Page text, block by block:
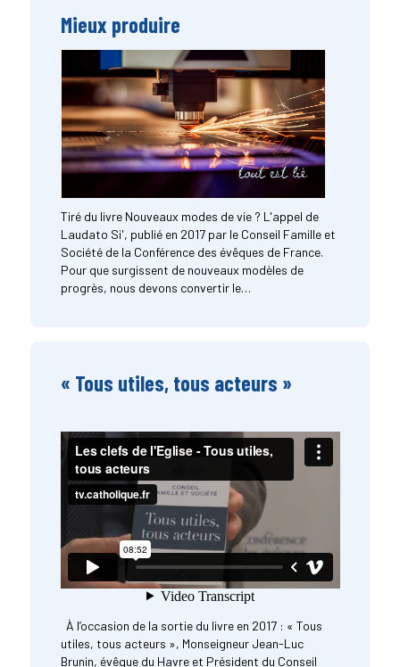
Mieux produire
Tiré du livre Nouveaux modes de vie ? L'appel de
Laudato Si', publié en 2017 par le Conseil Famille et
Société de la Conférence des évêques de France.
Pour que surgissent de nouveaux modèles de
progrès, nous devons convertir le…
« Tous utiles, tous acteurs »
À l’occasion de la sortie du livre en 2017 : « Tous
utiles, tous acteurs », Monseigneur Jean-Luc
Brunin, évêque du Havre et Président du Conseil